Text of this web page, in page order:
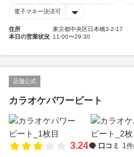
電子マネー決済可
住所
東京都中央区日本橋3-2-17
本日の営業状況 11:00〜29:30
店舗公式
カラオケパワービート
3.24 口コミ 1件